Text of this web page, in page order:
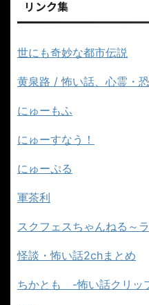
リンク集
世にも奇妙な都市伝説
黄泉路 / 怖い話、心霊・
にゅーもふ
にゅーすなう！
にゅーぷる
軍茶利
スクフェスちゃんねる～
怪談・怖い話2chまとめ
ちかとも -怖い話クリッ